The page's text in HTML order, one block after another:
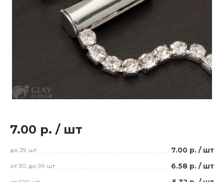
7.00 р. / шт
до 29 шт 7.00 р. / шт
от 30 до 99 шт 6.58 р. / шт